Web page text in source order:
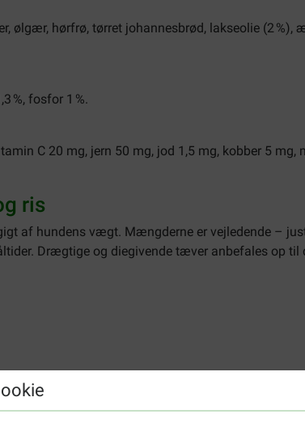
ølgær, hørfrø, tørret johannesbrød, lakseolie (2
%, fosfor 1 %.
C 20 mg, jern 50 mg, jod 1,5 mg, kobber 5
ris
af hundens vægt. Mængderne er vejledende –
Drægtige og diegivende tæver anbefales op